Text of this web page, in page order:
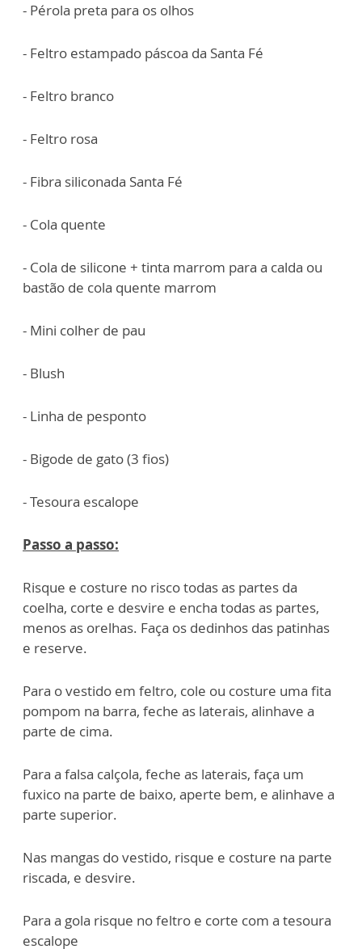
- Pérola preta para os olhos
- Feltro estampado páscoa da Santa Fé
- Feltro branco
- Feltro rosa
- Fibra siliconada Santa Fé
- Cola quente
- Cola de silicone + tinta marrom para a calda ou
bastão de cola quente marrom
- Mini colher de pau
- Blush
- Linha de pesponto
- Bigode de gato (3 fios)
- Tesoura escalope
Passo a passo:
Risque e costure no risco todas as partes da
coelha, corte e desvire e encha todas as partes,
menos as orelhas. Faça os dedinhos das patinhas
e reserve.
Para o vestido em feltro, cole ou costure uma fita
pompom na barra, feche as laterais, alinhave a
parte de cima.
Para a falsa calçola, feche as laterais, faça um
fuxico na parte de baixo, aperte bem, e alinhave a
parte superior.
Nas mangas do vestido, risque e costure na parte
riscada, e desvire.
Para a gola risque no feltro e corte com a tesoura
escalope